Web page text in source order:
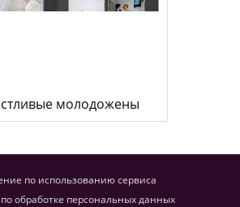
молодожены
по использованию сервиса
обработке персональных данных